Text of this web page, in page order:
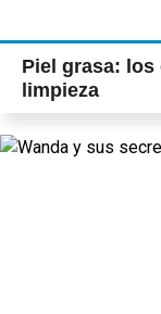
Piel grasa:
limpieza